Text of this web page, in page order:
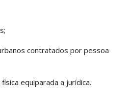
contratados por pessoa
equiparada a jurídica.